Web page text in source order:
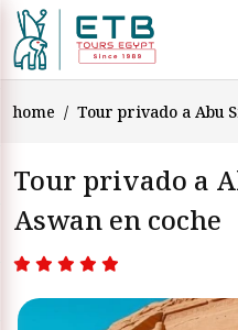
home Tour privado a Abu
Tour privado a
Aswan en coche